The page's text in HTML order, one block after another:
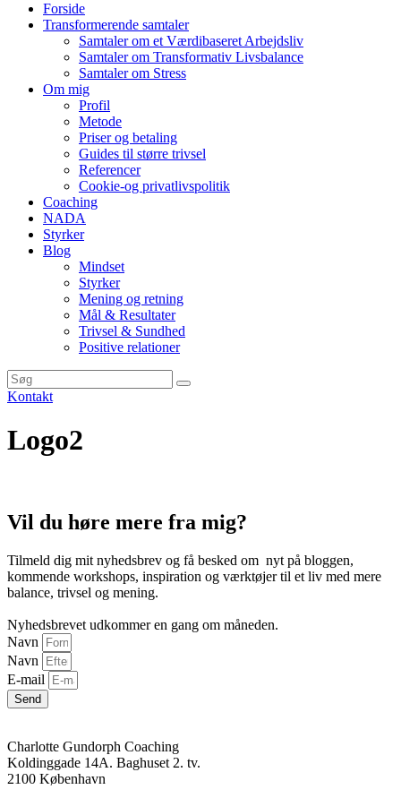
Forside
Transformerende samtaler
Samtaler om et Værdibaseret Arbejdsliv
Samtaler om Transformativ Livsbalance
Samtaler om Stress
Om mig
Profil
Metode
Priser og betaling
Guides til større trivsel
Referencer
Cookie-og privatlivspolitik
Coaching
NADA
Styrker
Blog
Mindset
Styrker
Mening og retning
Mål & Resultater
Trivsel & Sundhed
Positive relationer
Kontakt
Logo2
Vil du høre mere fra mig?
Tilmeld dig mit nyhedsbrev og få besked om nyt på bloggen,
kommende workshops, inspiration og værktøjer til et liv med mere
balance, trivsel og mening.
Nyhedsbrevet udkommer en gang om måneden.
Navn
Navn
E-mail
Send
Charlotte Gundorph Coaching
Koldinggade 14A. Baghuset 2. tv.
2100 København